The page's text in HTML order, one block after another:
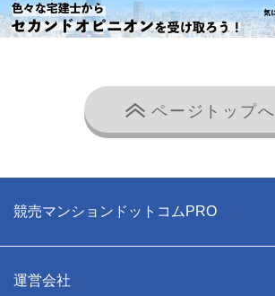
ページトップへ
競売マンションドットコムPRO
運営会社